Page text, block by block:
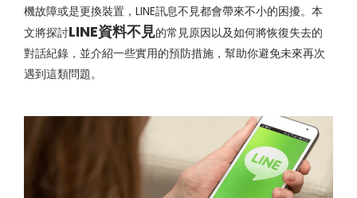
機故障或是更換裝置，LINE訊息不見都會帶來不小的困擾。本
文將探討LINE資料不見的常見原因以及如何將恢復失去的
對話紀錄，並介紹一些實用的預防措施，幫助你避免未來再次
遇到這類問題。